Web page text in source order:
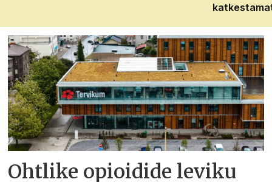
Ohtlike opioidide leviku